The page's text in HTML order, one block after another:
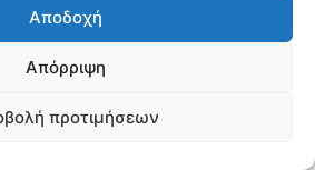
Αποδοχή
Απόρριψη
προτιμήσεων
3ype@3ype.gr
1591212